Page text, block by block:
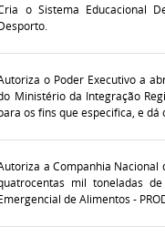
o Sistema Educacional
o Poder Executivo a
Ministério da Integração
os fins que especifica, e
a Companhia Nacional
mil toneladas
de Alimentos -